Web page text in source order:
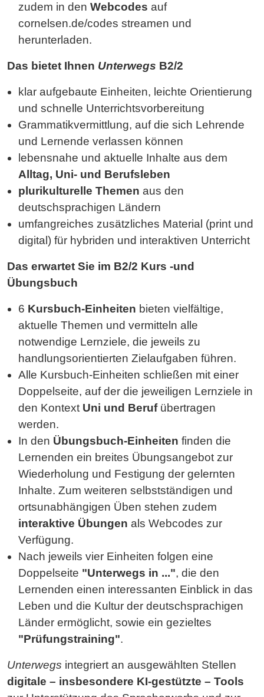
zudem in denWebcodesauf
cornelsen.de/codes streamen und
herunterladen.
Das bietet Ihnen Unterwegs B2/2
klar aufgebaute Einheiten, leichte Orientierung
und schnelle Unterrichtsvorbereitung
Grammatikvermittlung, auf die sich Lehrende
und Lernende verlassen können
lebensnahe und aktuelle Inhalte aus dem
Alltag, Uni- und Berufsleben
plurikulturelle Themen aus den
deutschsprachigen Ländern
umfangreiches zusätzliches Material (print und
digital) für hybriden und interaktiven Unterricht
Das erwartet Sie im B2/2 Kurs -und
Übungsbuch
6 Kursbuch-Einheiten bieten vielfältige,
aktuelle Themen und vermitteln alle
notwendige Lernziele, die jeweils zu
handlungsorientierten Zielaufgaben führen.
Alle Kursbuch-Einheiten schließen mit einer
Doppelseite, auf der die jeweiligen Lernziele in
den Kontext Uni und Berufübertragen
werden.
In den Übungsbuch-Einheitenfinden die
Lernenden ein breites Übungsangebot zur
Wiederholung und Festigung der gelernten
Inhalte. Zum weiteren selbstständigen und
ortsunabhängigen Üben stehen zudem
interaktive Übungenals Webcodes zur
Verfügung.
Nach jeweils vier Einheiten folgen eine
Doppelseite "Unterwegs in ...", die den
Lernenden einen interessanten Einblick in das
Leben und die Kultur der deutschsprachigen
Länder ermöglicht, sowie ein gezieltes
"Prüfungstraining".
Unterwegs integriert an ausgewählten Stellen
digitale – insbesondere KI-gestützte – Tools